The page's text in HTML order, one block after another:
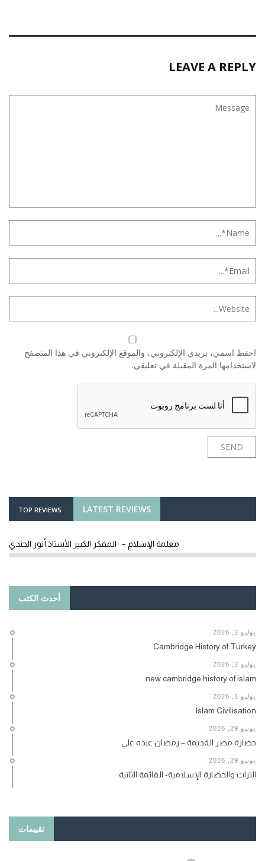
LEAVE A REPLY
احفظ اسمي، بريدي الإلكتروني، والموقع الإلكتروني في هذا المتصفح
لاستخدامها المرة المقبلة في تعليقي.
LATEST REVIEWS
TOP REVIEWS
معلمة الإسلام – المفكر الكبير الأستاذ أنور الجندي
أحدث الكتب
يوليو 2, 2026
Cambridge History of Turkey
يوليو 2, 2026
new cambridge history of islam
يوليو 1, 2026
Islam Civilisation
يونيو 29, 2026
حضارة مصر القديمة – رمضان عبده علي
يونيو 29, 2026
التراث والحضارة الإسلامية- القائمة الثانية
تقييمات